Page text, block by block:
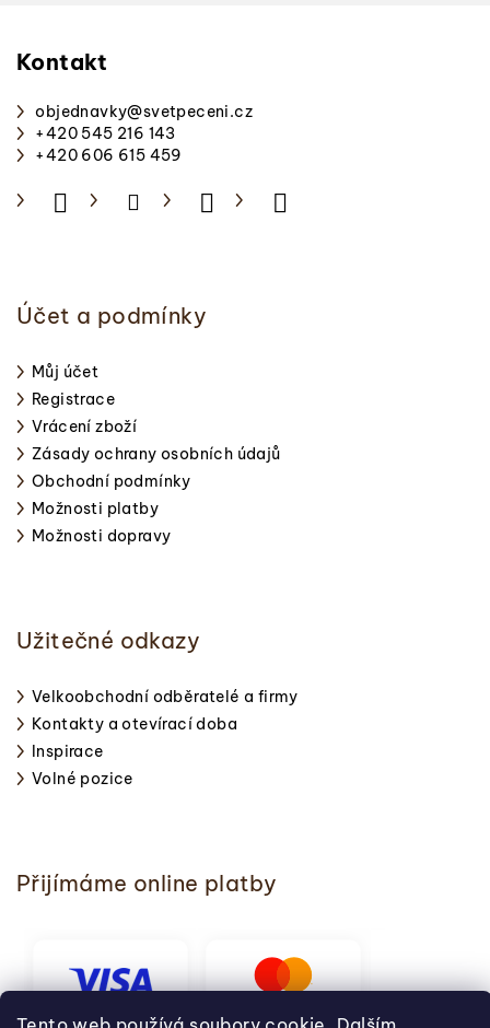
Kontakt
objednavky@svetpeceni.cz
+420 545 216 143
+420 606 615 459
Účet a podmínky
Můj účet
Registrace
Vrácení zboží
Zásady ochrany osobních údajů
Obchodní podmínky
Možnosti platby
Možnosti dopravy
Užitečné odkazy
Velkoobchodní odběratelé a firmy
Kontakty a otevírací doba
Inspirace
Volné pozice
Přijímáme online platby